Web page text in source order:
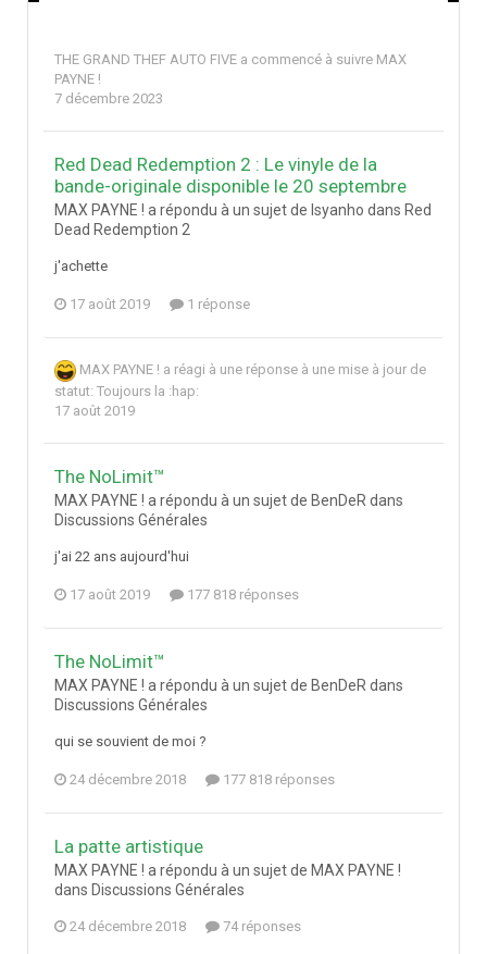
THE GRAND THEF AUTO FIVE a commencé à suivre MAX
PAYNE !
7 décembre 2023
Red Dead Redemption 2 : Le vinyle de la
bande-originale disponible le 20 septembre
MAX PAYNE ! a répondu à un sujet de Isyanho dans Red
Dead Redemption 2
j'achette
17 août 2019 1 réponse
MAX PAYNE ! a réagi à une réponse à une mise à jour de
statut: Toujours la :hap:
17 août 2019
The NoLimit™
MAX PAYNE ! a répondu à un sujet de BenDeR dans
Discussions Générales
j'ai 22 ans aujourd'hui
17 août 2019 177 818 réponses
The NoLimit™
MAX PAYNE ! a répondu à un sujet de BenDeR dans
Discussions Générales
qui se souvient de moi ?
24 décembre 2018 177 818 réponses
La patte artistique
MAX PAYNE ! a répondu à un sujet de MAX PAYNE !
dans Discussions Générales
24 décembre 2018 74 réponses